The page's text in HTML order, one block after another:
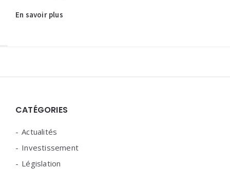
En savoir plus
CATÉGORIES
Actualités
Investissement
Législation